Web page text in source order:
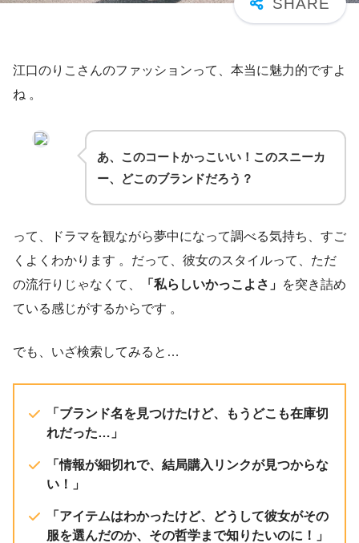
江口のりこさんのファッションって、本当に魅力的ですよ
ね 。
あ、このコートかっこいい！このスニーカ
ー、どこのブランドだろう？
って、ドラマを観ながら夢中になって調べる気持ち、すご
くよくわかります 。だって、彼女のスタイルって、ただ
の流行りじゃなくて、
「私らしいかっこよさ」 を突き詰め
ている感じがするからです 。
でも、いざ検索してみると…
「ブランド名を見つけたけど、もうどこも在庫切
れだった…」
「情報が細切れで、結局購入リンクが見つからな
い！」
「アイテムはわかったけど、どうして彼女がその
服を選んだのか、その哲学まで知りたいのに！」